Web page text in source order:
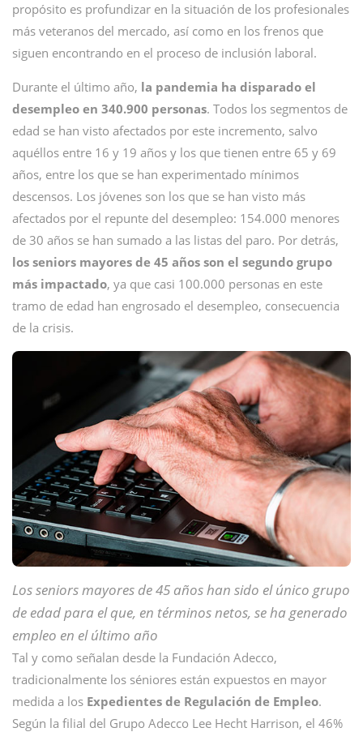
propósito es profundizar en la situación de los profesionales
más veteranos del mercado, así como en los frenos que
siguen encontrando en el proceso de inclusión laboral.
Durante el último año, la pandemia ha disparado el
desempleo en 340.900 personas. Todos los segmentos de
edad se han visto afectados por este incremento, salvo
aquéllos entre 16 y 19 años y los que tienen entre 65 y 69
años, entre los que se han experimentado mínimos
descensos. Los jóvenes son los que se han visto más
afectados por el repunte del desempleo: 154.000 menores
de 30 años se han sumado a las listas del paro. Por detrás,
los seniors mayores de 45 años son el segundo grupo
más impactado, ya que casi 100.000 personas en este
tramo de edad han engrosado el desempleo, consecuencia
de la crisis.
Los seniors mayores de 45 años han sido el único grupo
de edad para el que, en términos netos, se ha generado
empleo en el último año
Tal y como señalan desde la Fundación Adecco,
tradicionalmente los séniores están expuestos en mayor
medida a los Expedientes de Regulación de Empleo.
Según la filial del Grupo Adecco Lee Hecht Harrison, el 46%